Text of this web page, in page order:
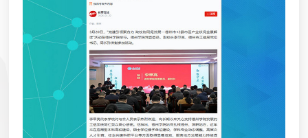
车 “北斗定位、AI识别”科技满满；齐鲁网和山...